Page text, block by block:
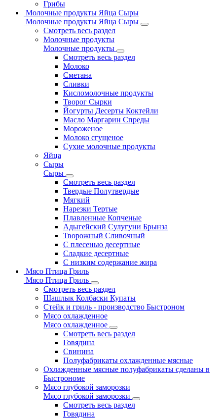
Грибы
Молочные продукты Яйца Сыры
Молочные продукты Яйца Сыры
Смотреть весь раздел
Молочные продукты
Молочные продукты
Смотреть весь раздел
Молоко
Сметана
Сливки
Кисломолочные продукты
Творог Сырки
Йогурты Десерты Коктейли
Масло Маргарин Спреды
Мороженое
Молоко сгущеное
Сухие молочные продукты
Яйца
Сыры
Сыры
Смотреть весь раздел
Твердые Полутвердые
Мягкий
Нарезки Тертые
Плавленные Копченые
Адыгейский Сулугуни Брынза
Творожный Сливочный
С плесенью десертные
Сладкие десертные
С низким содержание жира
Мясо Птица Гриль
Мясо Птица Гриль
Смотреть весь раздел
Шашлык Колбаски Купаты
Стейк и гриль - производство Быстроном
Мясо охлажденное
Мясо охлажденное
Смотреть весь раздел
Говядина
Свинина
Полуфабрикаты охлажденные мясные
Охлажденные мясные полуфабрикаты сделаны в
Быстрономе
Мясо глубокой заморозки
Мясо глубокой заморозки
Смотреть весь раздел
Говядина